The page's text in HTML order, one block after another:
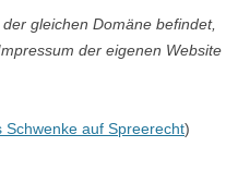
gleichen Domäne befindet,
der eigenen Website
auf Spreerecht)